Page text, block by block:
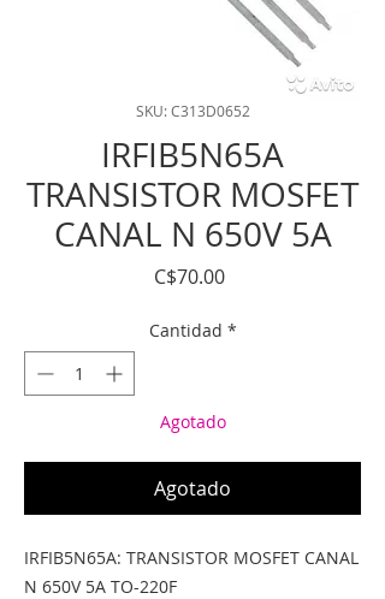
SKU: C313D0652
IRFIB5N65A
TRANSISTOR MOSFET
CANAL N 650V 5A
C$70.00Precio
Cantidad *
Agotado
Agotado
IRFIB5N65A: TRANSISTOR MOSFET CANAL
N 650V 5A TO-220F